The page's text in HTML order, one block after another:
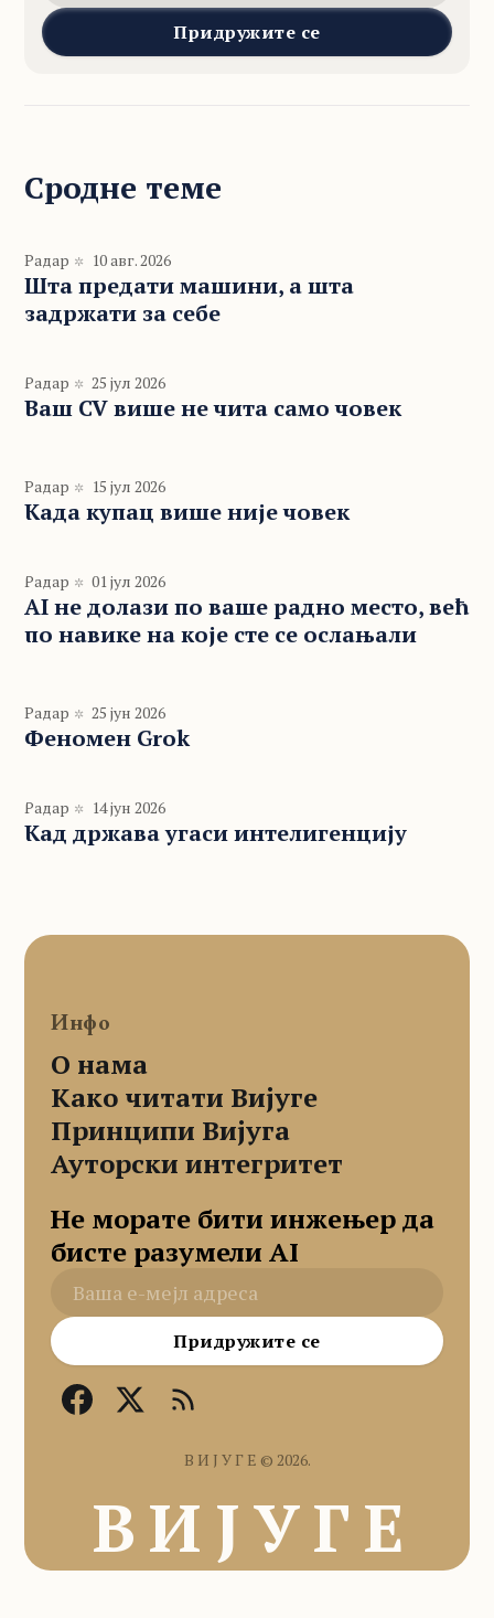
Придружите се
Сродне теме
Радар 10 авг. 2026
Шта предати машини, а шта
задржати за себе
Радар 25 јул 2026
Ваш CV више не чита само човек
Радар 15 јул 2026
Када купац више није човек
Радар 01 јул 2026
AI не долази по ваше радно место, већ
по навике на које сте се ослањали
Радар 25 јун 2026
Феномен Grok
Радар 14 јун 2026
Кад држава угаси интелигенцију
Инфо
О нама
Како читати Вијуге
Принципи Вијуга
Ауторски интегритет
Не морате бити инжењер да
бисте разумели AI
Придружите се
В И Ј У Г Е © 2026.
В И Ј У Г Е